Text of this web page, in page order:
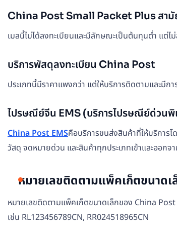
China Post Small Packet Plus สา
เมลนี้ไม่ได้ลงทะเบียนและมีลักษณะเป็นต้นทุนต่ำ แต่
บริการพัสดุลงทะเบียน China Post
ประเภทนี้มีราคาแพงกว่า แต่ให้บริการติดตามและมี
ไปรษณีย์จีน EMS (บริการไปรษณีย์ด่วนพิ
China Post EMSคือบริการขนส่งสินค้าที่ให้บริการ
วัสดุ จดหมายด่วน และสินค้าทุกประเภทเข้าและออกจ
หมายเลขติดตามแพ็คเก็ตขนาด
หมายเลขติดตามแพ็คเก็ตขนาดเล็กของ China
เช่น RL123456789CN, RR024518965CN